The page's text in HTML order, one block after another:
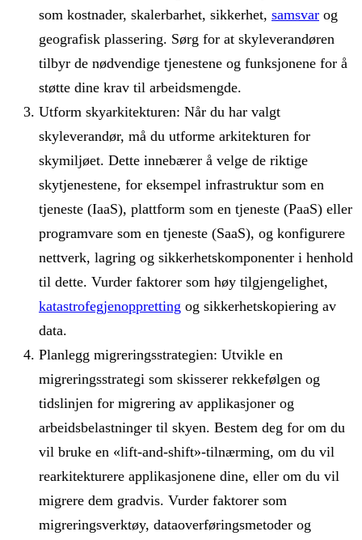
som kostnader, skalerbarhet, sikkerhet, samsvar og
geografisk plassering. Sørg for at skyleverandøren
tilbyr de nødvendige tjenestene og funksjonene for å
støtte dine krav til arbeidsmengde.
Utform skyarkitekturen: Når du har valgt
skyleverandør, må du utforme arkitekturen for
skymiljøet. Dette innebærer å velge de riktige
skytjenestene, for eksempel infrastruktur som en
tjeneste (IaaS), plattform som en tjeneste (PaaS) eller
programvare som en tjeneste (SaaS), og konfigurere
nettverk, lagring og sikkerhetskomponenter i henhold
til dette. Vurder faktorer som høy tilgjengelighet,
katastrofegjenoppretting og sikkerhetskopiering av
data.
Planlegg migreringsstrategien: Utvikle en
migreringsstrategi som skisserer rekkefølgen og
tidslinjen for migrering av applikasjoner og
arbeidsbelastninger til skyen. Bestem deg for om du
vil bruke en «lift-and-shift»-tilnærming, om du vil
rearkitekturere applikasjonene dine, eller om du vil
migrere dem gradvis. Vurder faktorer som
migreringsverktøy, dataoverføringsmetoder og